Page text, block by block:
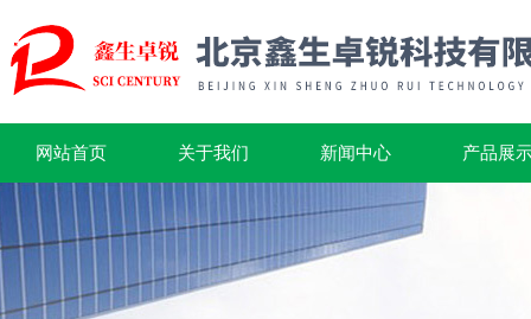
网站首页 关于我们 新闻中心 产品展